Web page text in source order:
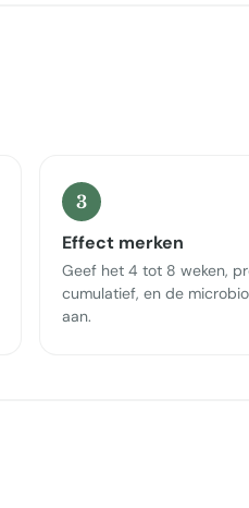
3
Effect merken
Geef het 4 tot 8 weken,
cumulatief, en de
aan.